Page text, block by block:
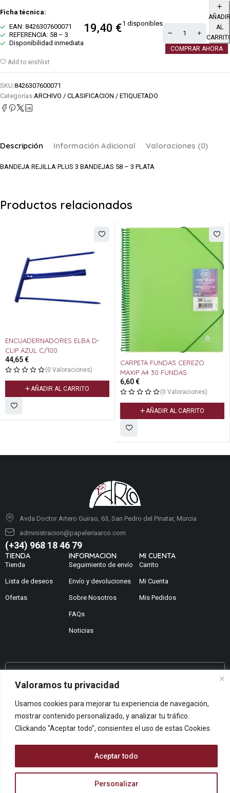
Valoramos tu privacidad
Usamos cookies para mejorar tu experiencia de navegación,
mostrar contenido personalizado, y analizar tu tráfico.
Clickando "Aceptar todo", consientes el uso de estas Cookies.
Personalizar
Aceptar todo
Ficha técnica:
EAN: 8426307600071
REFERENCIA: 58 – 3
Disponibilidad inmediata
19,40 €1 disponibles
AÑADIR
AL
COMPRAR AHORA
Add to wishlist
SKU:8426307600071
Categorías:ARCHIVO / CLASIFICACION / ETIQUETADO
Descripción Información Adicional Valoraciones (0)
BANDEJA REJILLA PLUS 3 BANDEJAS 58 – 3 PLATA
Productos relacionados
ENCUADERNADORES ELBA D-
CLIP AZUL C/100
44,65€
(0 Valoraciones)
AÑADIR AL CARRITO
CARPETA FUNDAS CEREZO
MAXIP A4 30 FUNDAS
6,60€
(0 Valoraciones)
AÑADIR AL CARRITO
Avda Doctor Artero Guirao, 63, San Pedro del Pinatar, Murcia
administracion@papeleriaarco.com
(+34) 968 18 46 79
TIENDA
Tienda
Lista de deseos
Ofertas
INFORMACION
Seguimiento de envío
Envío y devoluciones
Sobre Nosotros
FAQs
Noticias
MI CUENTA
Carrito
Mi Cuenta
Mis Pedidos
¿No encuentras lo que buscas?
¿Te podemos ayudar?
Centro De Ayuda
Queremos saber tu opinión
© ARCOPAPEL 2006 S.L. | Todos los derechos reservados